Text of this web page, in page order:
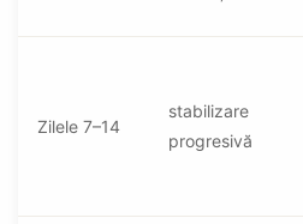
Zilele 7–14
stabilizare
progresivă